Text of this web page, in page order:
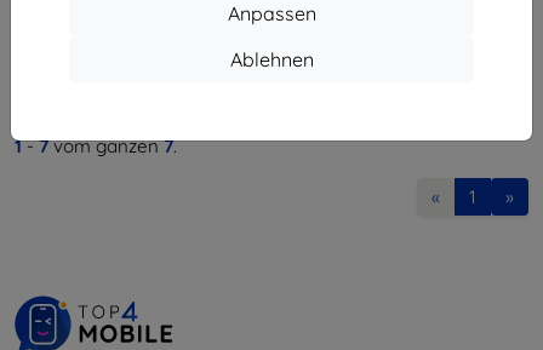
Anpassen
Ablehnen
1-7vom ganzen7.
« 1 »